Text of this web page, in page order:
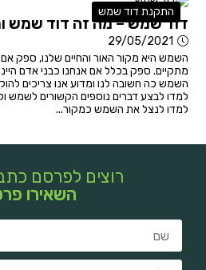
התקנת דוד שמש
דוד שמש – מה זה דוד שמש
29/05/2021
השמש היא מקור האור והחיים שלנו, ספק
מתקיים. ספק בכלל אם אנחנו כבני אדם
השמש כה חשובה לנו ומדוע אנו צריכים
למדו לבצע דברים נוספים הקשורים לשמש
למדו לנצל את השמש כמקור...
רוצים לפרסם
השאירו